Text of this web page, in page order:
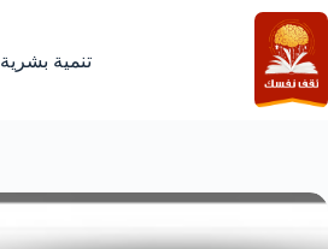
التجاوز
إلى
المحتوى
تنمية بشرية